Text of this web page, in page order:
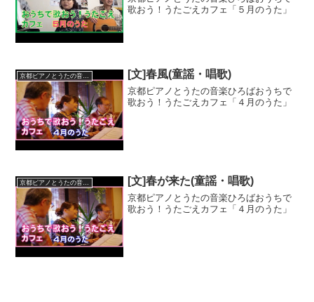
歌おう！うたごえカフェ「５月のうた」
[文]春風(童謡・唱歌)
京都ピアノとうたの音楽ひろばおうちで
歌おう！うたごえカフェ「４月のうた」
京都ピアノとうたの音楽ひろば [文]春が来た(童謡・唱歌)
京都ピアノとうたの音楽ひろばおうちで
歌おう！うたごえカフェ「４月のうた」